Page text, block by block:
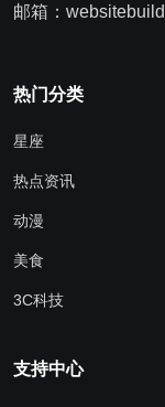
邮箱：
热门分类
星座
热点资讯
动漫
美食
3C科技
支持中心